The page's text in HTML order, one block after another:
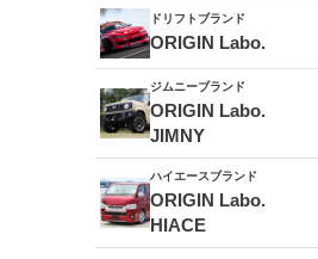
ドリフトブランド
ORIGIN Labo.
エアロシリーズ
ドリフトライン
風神(180SX)
フロントフェンダー
リアフェンダー
ジムニーブランド
ORIGIN Labo.
JIMNY
アルミホイール
MUD-ZEUS
アルミホイール
ハイエースブランド
ORIGIN Labo.
HIACE